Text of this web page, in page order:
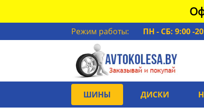
Режим работы: ПН - СБ: 9:00 -
ШИНЫ ДИСКИ